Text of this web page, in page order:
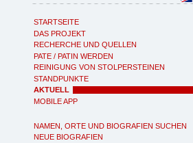
STARTSEITE
DAS PROJEKT
RECHERCHE UND QUELLEN
PATE / PATIN WERDEN
REINIGUNG VON STOLPERSTEINEN
STANDPUNKTE
AKTUELL
MOBILE APP
NAMEN, ORTE UND BIOGRAFIEN SUCHEN
NEUE BIOGRAFIEN